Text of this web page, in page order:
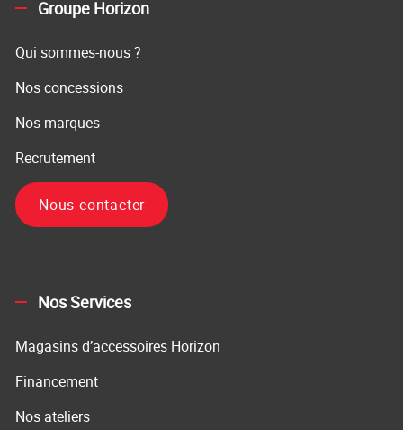
Groupe Horizon
Qui sommes-nous ?
Nos concessions
Nos marques
Recrutement
Nous contacter
Nos Services
Magasins d’accessoires Horizon
Financement
Nos ateliers